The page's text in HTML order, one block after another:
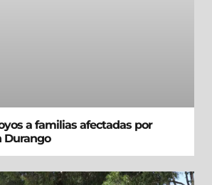
a familias afectadas por
Durango